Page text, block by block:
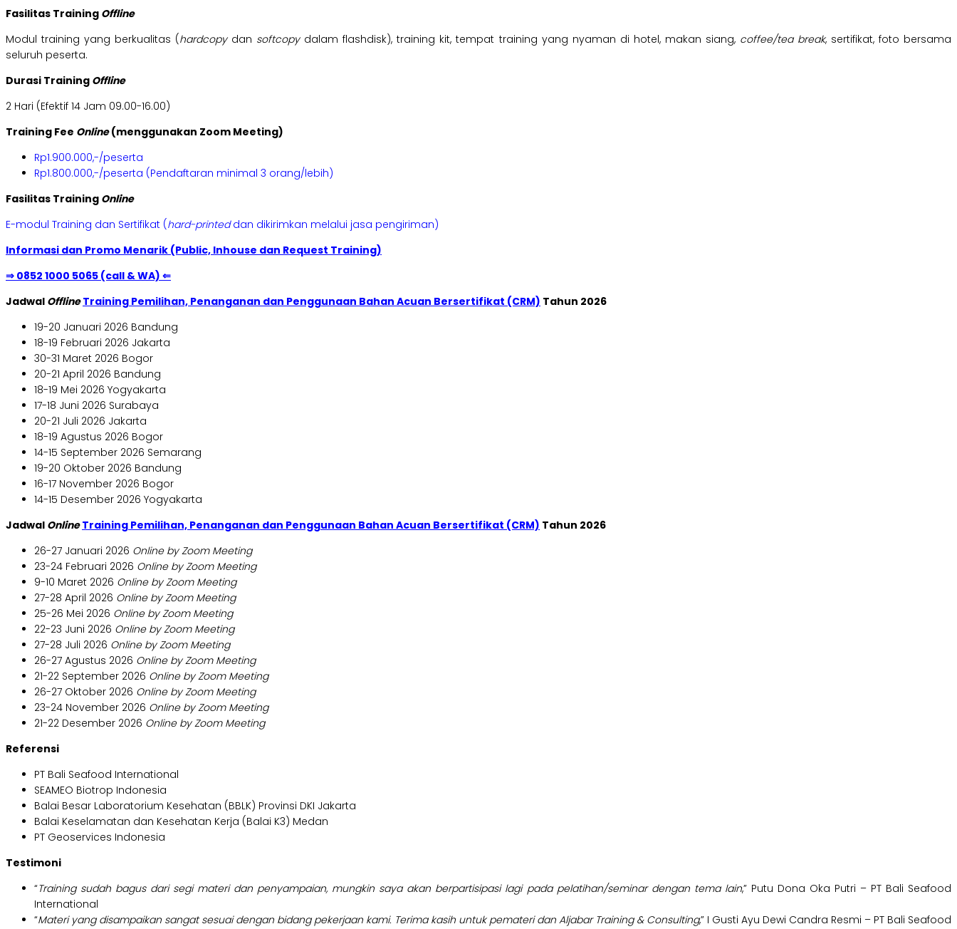
Fasilitas Training Offline
Modul training yang berkualitas (hardcopydan softcopydalam flashdisk), training kit, tempat training yang nyaman di hotel, makan siang, coffee/tea break, sertifikat, foto bersama
seluruh peserta.
Durasi Training Offline
2 Hari (Efektif 14 Jam 09.00-16.00)
Training Fee Online(menggunakan Zoom Meeting)
Rp1.900.000,-/peserta
Rp1.800.000,-/peserta (Pendaftaran minimal 3 orang/lebih)
Fasilitas Training Online
E-modul Training dan Sertifikat (hard-printeddan dikirimkan melalui jasa pengiriman)
Informasi dan Promo Menarik (Public, Inhouse dan Request Training)
⇒ 0852 1000 5065 (call & WA) ⇐
Jadwal Offline Training Pemilihan, Penanganan dan Penggunaan Bahan Acuan Bersertifikat (CRM) Tahun 2026
19-20 Januari 2026 Bandung
18-19 Februari 2026 Jakarta
30-31 Maret 2026 Bogor
20-21 April 2026 Bandung
18-19 Mei 2026 Yogyakarta
17-18 Juni 2026 Surabaya
20-21 Juli 2026 Jakarta
18-19 Agustus 2026 Bogor
14-15 September 2026 Semarang
19-20 Oktober 2026 Bandung
16-17 November 2026 Bogor
14-15 Desember 2026 Yogyakarta
Jadwal Online Training Pemilihan, Penanganan dan Penggunaan Bahan Acuan Bersertifikat (CRM) Tahun 2026
26-27 Januari 2026 Online by Zoom Meeting
23-24 Februari 2026 Online by Zoom Meeting
9-10 Maret 2026 Online by Zoom Meeting
27-28 April 2026 Online by Zoom Meeting
25-26 Mei 2026 Online by Zoom Meeting
22-23 Juni 2026 Online by Zoom Meeting
27-28 Juli 2026 Online by Zoom Meeting
26-27 Agustus 2026 Online by Zoom Meeting
21-22 September 2026 Online by Zoom Meeting
26-27 Oktober 2026 Online by Zoom Meeting
23-24 November 2026 Online by Zoom Meeting
21-22 Desember 2026 Online by Zoom Meeting
Referensi
PT Bali Seafood International
SEAMEO Biotrop Indonesia
Balai Besar Laboratorium Kesehatan (BBLK) Provinsi DKI Jakarta
Balai Keselamatan dan Kesehatan Kerja (Balai K3) Medan
PT Geoservices Indonesia
Testimoni
“Training sudah bagus dari segi materi dan penyampaian, mungkin saya akan berpartisipasi lagi pada pelatihan/seminar dengan tema lain,” Putu Dona Oka Putri – PT Bali Seafood
International
“Materi yang disampaikan sangat sesuai dengan bidang pekerjaan kami. Terima kasih untuk pemateri dan Aljabar Training & Consulting,” I Gusti Ayu Dewi Candra Resmi – PT Bali Seafood